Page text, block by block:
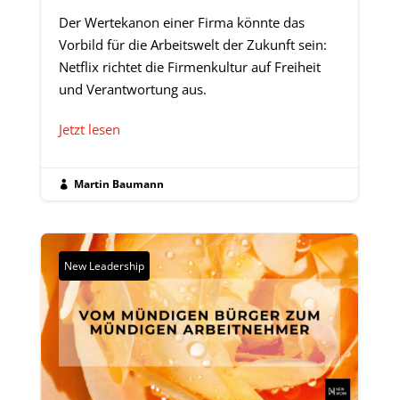
Der Wertekanon einer Firma könnte das
Vorbild für die Arbeitswelt der Zukunft sein:
Netflix richtet die Firmenkultur auf Freiheit
und Verantwortung aus.
Jetzt lesen
 Martin Baumann
New Leadership